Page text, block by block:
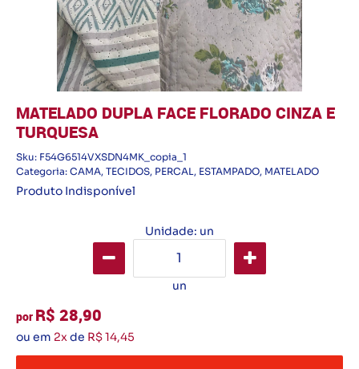
MATELADO DUPLA FACE FLORADO CINZA E
TURQUESA
Sku: F54G6514VXSDN4MK_copia_1
Categoria: CAMA, TECIDOS, PERCAL, ESTAMPADO, MATELADO
Produto Indisponível
Unidade: un
un
por R$ 28,90
ou em 2xde R$ 14,45